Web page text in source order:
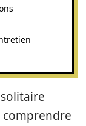
comprendre